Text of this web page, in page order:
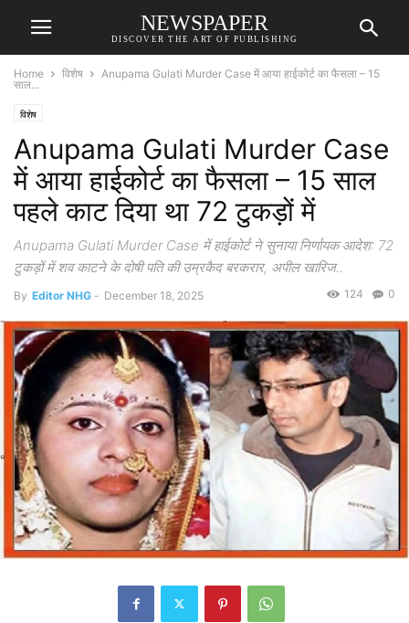
NEWSPAPER
DISCOVER THE ART OF PUBLISHING
Home विशेष
Anupama Gulati Murder Case में आया हाईकोर्ट का फैसला – 15
साल...
विशेष
Anupama Gulati Murder Case
में आया हाईकोर्ट का फैसला – 15 साल
पहले काट दिया था 72 टुकड़ों में
Anupama Gulati Murder Case में हाईकोर्ट ने सुनाया निर्णायक आदेश: 72
टुकड़ों में शव काटने के दोषी पति की उम्रकैद बरकरार, अपील खारिज..
By Editor NHG - December 18, 2025 0
124